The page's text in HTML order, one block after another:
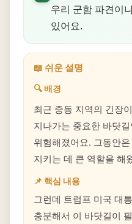
우리 군함 파견이
있어요.
📖 쉬운 설명
🔍 배경
최근 중동 지역의 긴장
지나가는 중요한 바닷
위험해졌어요. 그동안
지키는 데 큰 역할을 해
📌 핵심 내용
그런데 트럼프 미국 대
충분해서 이 바닷길이